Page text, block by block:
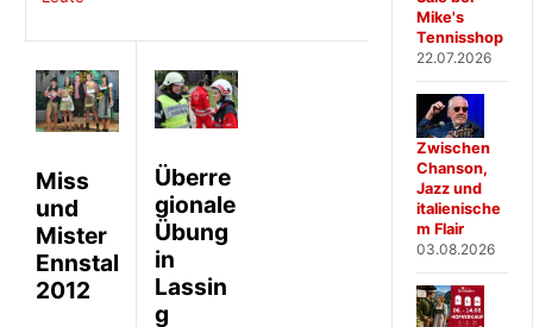
Miss
und
Mister
Ennstal
2012
Überre
gionale
Übung
in
Lassin
g
Mike's
Tennisshop
22.07.2026
Zwischen
Chanson,
Jazz und
italienische
m Flair
03.08.2026